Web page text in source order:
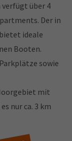
verfügt über 4
Der in
ideale
Booten.
sowie
mit
nur ca. 3 km